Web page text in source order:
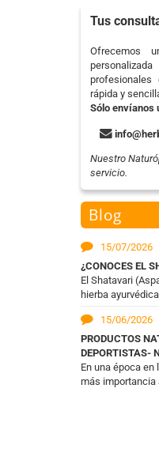
Tus
Ofrecemos
rápida y
Sólo envíanos
Nuestro
servicio.
Blog
15/07/2026
¿CONOCES EL
El Shatavari
hierba
15/06/2026
PRODUCTOS
DEPORTISTAS-
En una época
más importancia